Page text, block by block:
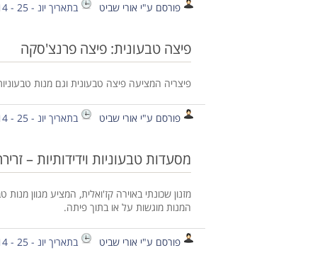
פורסם ע"י אורי שביט בתאריך יונ - 25 - 2014
פיצה טבעונית: פיצה פרנצ'סקה
פיצריה המציעה פיצה טבעונית וגם מנות
פורסם ע"י אורי שביט בתאריך יונ - 25 - 2014
מסעדות טבעוניות וידידותיות –
מזנון שכונתי באוירה קז'ואלית, המציע מגוון
המנות מוגשות על או בתוך פיתה.
פורסם ע"י אורי שביט בתאריך יונ - 25 - 2014